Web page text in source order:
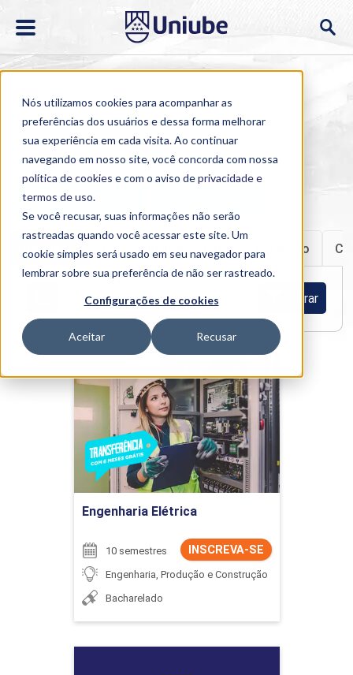
Nós utilizamos cookies para acompanhar as
preferências dos usuários e dessa forma melhorar
sua experiência em cada visita. Ao continuar
navegando em nosso site, você concorda com nossa
política de cookies e com o aviso deprivacidade e
termos de uso.
Se você recusar, suas informações não serão
rastreadas quando você acessar este site. Um
cookie simples será usado em seu navegador para
lembrar sobre sua preferência de não ser rastreado.
Configurações de cookies
Aceitar Recusar
Home > Cursos > EAD >Graduação
Semipresencial
Graduação Especialização e MBA Extensão
Filtrar
Engenharia Elétrica
INSCREVA-SE
10 semestres
Engenharia, Produção e Construção
Bacharelado
Engenharia Elétrica
Detalhes do curso
Ir para Inscrição